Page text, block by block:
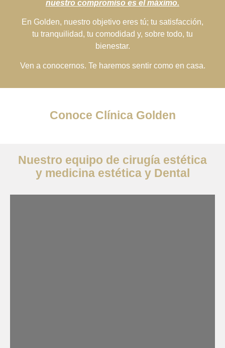
nuestro compromiso es el máximo.
En Golden, nuestro objetivo eres tú; tu satisfacción,
tu tranquilidad, tu comodidad y, sobre todo, tu
bienestar.
Ven a conocernos. Te haremos sentir como en casa.
Conoce Clínica Golden
Nuestro equipo de cirugía estética
y medicina estética y Dental